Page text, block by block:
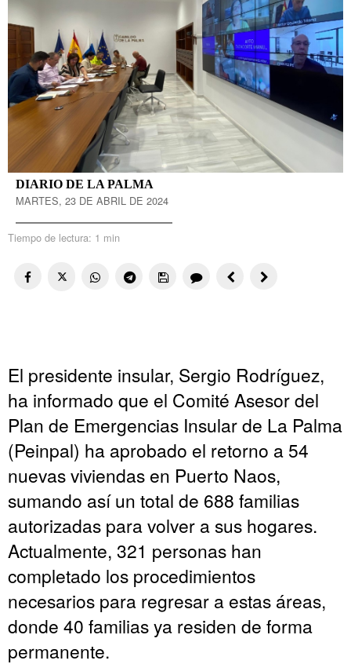
DIARIO DE LA PALMA
MARTES, 23 DE ABRIL DE 2024
Tiempo de lectura: 1 min
El presidente insular, Sergio Rodríguez,
ha informado que el Comité Asesor del
Plan de Emergencias Insular de La Palma
(Peinpal) ha aprobado el retorno a 54
nuevas viviendas en Puerto Naos,
sumando así un total de 688 familias
autorizadas para volver a sus hogares.
Actualmente, 321 personas han
completado los procedimientos
necesarios para regresar a estas áreas,
donde 40 familias ya residen de forma
permanente.